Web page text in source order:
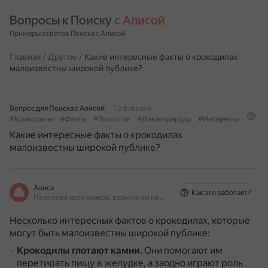
Вопросы к Поиску с Алисой
Примеры ответов Поиска с Алисой
Главная / Другое / Какие интересные факты о крокодилах
малоизвестны широкой публике?
Вопрос для Поиска с Алисой
12 февраля
#Крокодилы
#Факты #Зоология #Дикаяприрода #Интересно
Какие интересные факты о крокодилах
малоизвестны широкой публике?
Алиса
На основе источников, возможны неточности
Как это работает?
Несколько интересных фактов о крокодилах, которые
могут быть малоизвестны широкой публике:
Крокодилы глотают камни. Они помогают им
перетирать пищу в желудке, а заодно играют роль